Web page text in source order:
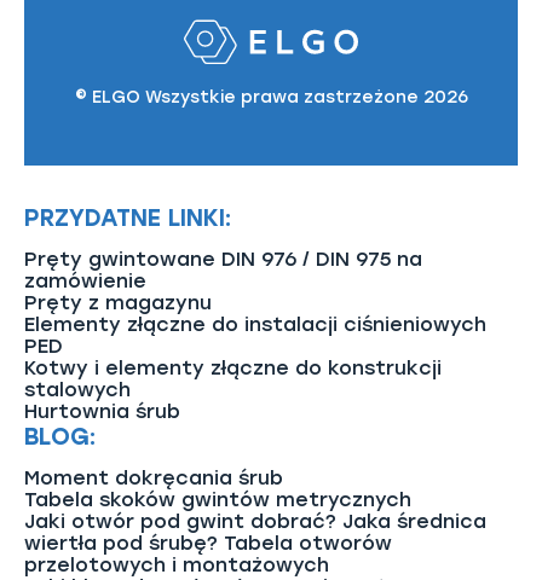
© ELGO Wszystkie prawa zastrzeżone 2026
PRZYDATNE LINKI:
Pręty gwintowane DIN 976 / DIN 975 na
zamówienie
Pręty z magazynu
Elementy złączne do instalacji ciśnieniowych
PED
Kotwy i elementy złączne do konstrukcji
stalowych
Hurtownia śrub
BLOG:
Moment dokręcania śrub
Tabela skoków gwintów metrycznych
Jaki otwór pod gwint dobrać? Jaka średnica
wiertła pod śrubę? Tabela otworów
przelotowych i montażowych